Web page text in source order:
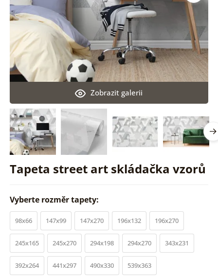
Tapeta street art skládačka vzorů
Zobrazit galerii
Vyberte rozměr tapety:
98x66 147x99 147x270 196x132 196x270
245x165 245x270 294x198 294x270 343x231
392x264 441x297 490x330 539x363